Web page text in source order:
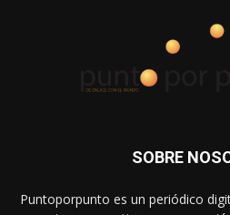
SOBRE
Puntoporpunto es un periódico